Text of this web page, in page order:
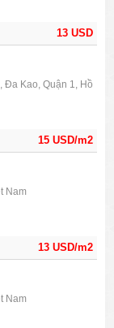
13 USD
15 USD/m2
Đa Kao, Quận 1, Hồ
13 USD/m2
Nam
Nam